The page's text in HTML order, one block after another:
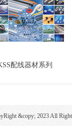
配线器材系列
&copy; 2023 All